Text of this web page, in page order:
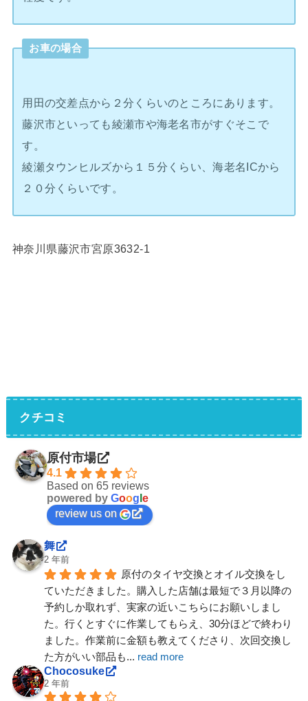
お車の場合
用田の交差点から２分くらいのところにあります。
藤沢市といっても綾瀬市や海老名市がすぐそこで
す。
綾瀬タウンヒルズから１５分くらい、海老名ICから
２０分くらいです。
神奈川県藤沢市宮原3632-1
クチコミ
原付市場
4.1
Based on 65 reviews
powered by Goog e
review us on
舞
2 年前
原付のタイヤ交換とオイル交換をし
ていただきました。購入した店舗は最短で３月以降の
予約しか取れず、実家の近いこちらにお願いしまし
た。行くとすぐに作業してもらえ、30分ほどで終わり
ました。作業前に金額も教えてくださり、次回交換し
た方がいい部品も... read more
Chocosuke
2 年前